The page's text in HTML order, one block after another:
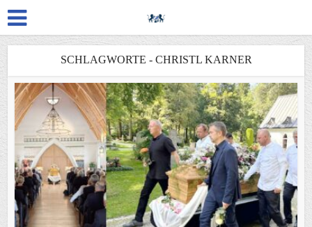
SCHLAGWORTE - CHRISTL KARNER